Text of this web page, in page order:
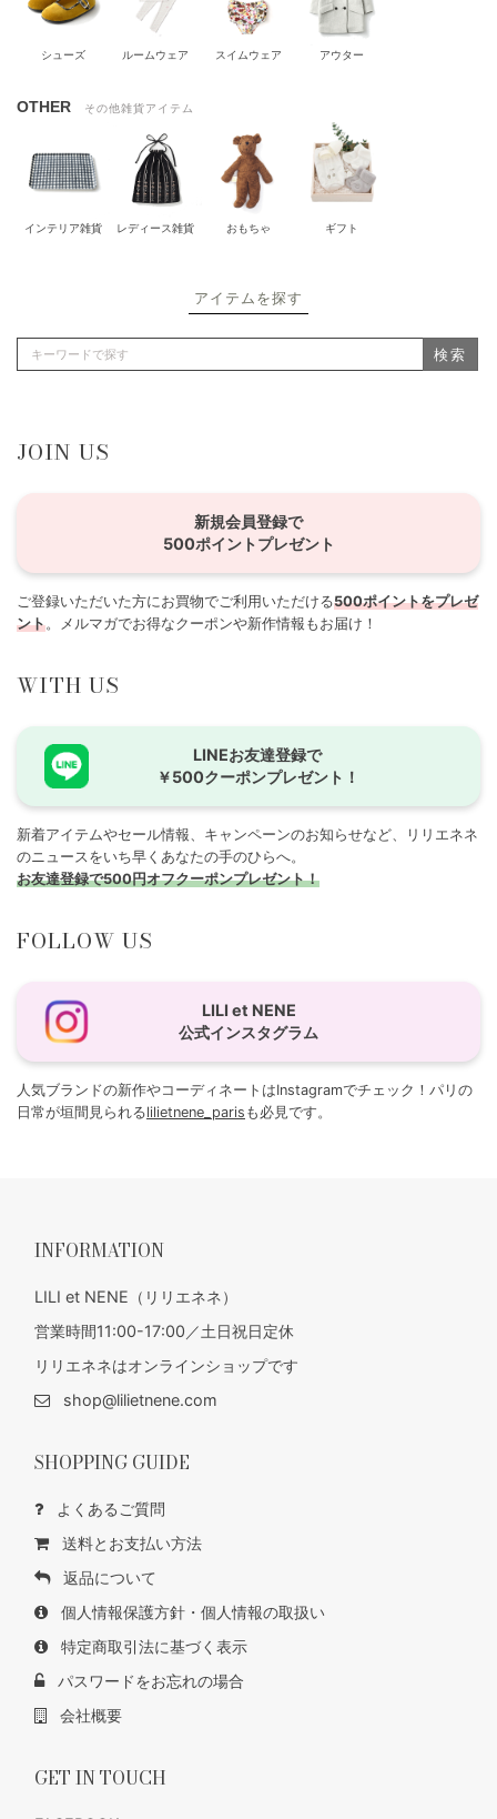
シューズ ルームウェア スイムウェア アウター
OTHER その他雑貨アイテム
インテリア雑貨 レディース雑貨 おもちゃ ギフト
アイテムを探す
検索
JOIN US
新規会員登録で
500ポイントプレゼント
ご登録いただいた方にお買物でご利用いただける500ポイントをプレゼ
ント。メルマガでお得なクーポンや新作情報もお届け！
WITH US
LINEお友達登録で
￥500クーポンプレゼント！
新着アイテムやセール情報、キャンペーンのお知らせなど、リリエネネ
のニュースをいち早くあなたの手のひらへ。
お友達登録で500円オフクーポンプレゼント！
FOLLOW US
LILI et NENE
公式インスタグラム
人気ブランドの新作やコーディネートはInstagramでチェック！パリの
日常が垣間見られるlilietnene_paris も必見です。
INFORMATION
LILI et NENE（リリエネネ）
営業時間11:00-17:00／土日祝日定休
リリエネネはオンラインショップです
shop@lilietnene.com
SHOPPING GUIDE
よくあるご質問
送料とお支払い方法
返品について
個人情報保護方針・個人情報の取扱い
特定商取引法に基づく表示
パスワードをお忘れの場合
会社概要
GET IN TOUCH